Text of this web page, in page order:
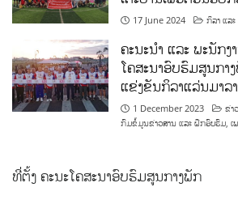
17 June 2024 ກິລາ ແລະ
ຄະນະນຳ ແລະ ພະນັກງ
ໂຄສະນາອົບຮົມສູນກາ
ແຂ່ງຂັນກິລາແລ່ນມາລ
1 December 2023 ຂ່າ
ກົມຂໍ້ມູນຂ່າວສານ ແລະ ຝຶກອົບຮົມ ,ເ
ທີ່ຕັ້ງ ຄະນະໂຄສະນາອົບຮົມສູນກາງພັກ